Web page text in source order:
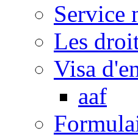
Service
Les
Visa
aaf